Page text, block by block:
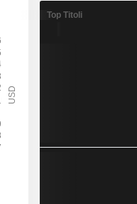
Top Titoli